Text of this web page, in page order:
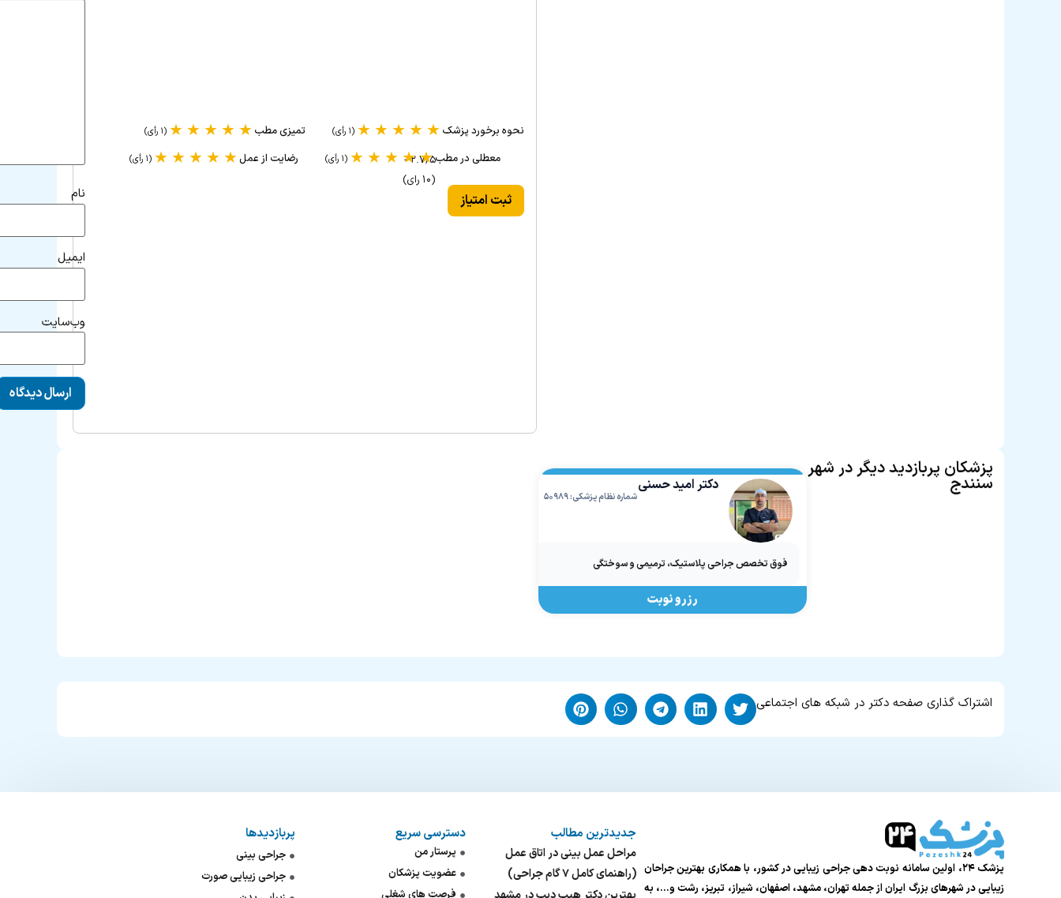
۲.۷/۵ -
(۱۰ رای)
نحوه برخورد پزشک ★
★
★
★
★ (۱ رأی) تمیزی مطب ★
★
★
★
★ (۱ رأی)
معطلی در مطب★
★
★
★
★ (۱ رأی) رضایت از عمل★
★
★
★
★ (۱ رأی)
ثبت امتیاز نام
ایمیل
وب‌سایت
پزشکان پربازدید دیگر در شهر
سنندج دکتر امید حسنی
شماره نظام پزشکی: ۵۰۹۸۹
فوق تخصص جراحی پلاستیک، ترمیمی و سوختگی
رزرو نوبت
اشتراک گذاری صفحه دکتر در شبکه های اجتماعی
پزشک ۲۴، اولین سامانه نوبت دهی جراحی زیبایی در کشور، با همکاری بهترین جراحان
زیبایی در شهرهای بزرگ ایران از جمله تهران، مشهد، اصفهان، شیراز، تبریز، رشت و…، به
جدیدترین مطالب
مراحل عمل بینی در اتاق عمل
(راهنمای کامل ۷ گام جراحی)
دسترسی سریع
پرستار من
عضویت پزشکان
پربازدیدها
جراحی بینی
جراحی زیبایی صورت